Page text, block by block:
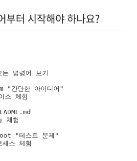
부터 시작해야 하나요?
단한 아이디어"
"테스트 문제"